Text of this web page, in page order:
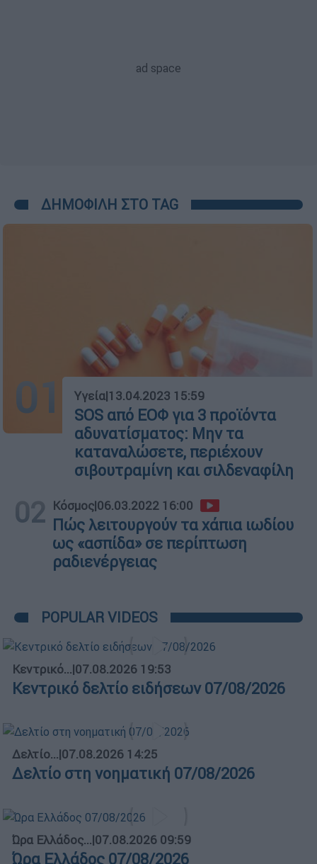
ΔΗΜΟΦΙΛΗ ΣΤΟ TAG
01 Υγεία|13.04.2023 15:59
SOS από ΕΟΦ για 3 προϊόντα
αδυνατίσματος: Μην τα
καταναλώσετε, περιέχουν
σιβουτραμίνη και σιλδεναφίλη
02 Κόσμος|06.03.2022 16:00
Πώς λειτουργούν τα χάπια ιωδίου
ως «ασπίδα» σε περίπτωση
ραδιενέργειας
POPULAR VIDEOS
Κεντρικό...|07.08.2026 19:53
Κεντρικό δελτίο ειδήσεων 07/08/2026
Δελτίο...|07.08.2026 14:25
Δελτίο στη νοηματική 07/08/2026
Ώρα Ελλάδος...|07.08.2026 09:59
Ώρα Ελλάδος 07/08/2026